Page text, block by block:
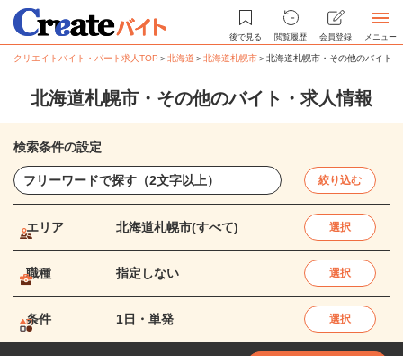
後で見る 閲覧履歴 会員登録 メニュー
クリエイトバイト・パート求人TOP ＞北海道 ＞北海道札幌市＞北海道札幌市・その他のバイト
北海道札幌市・その他のバイト・求人情報
検索条件の設定
絞り込む
エリア 北海道札幌市(すべて) 選択
職種 指定しない 選択
条件 1日・単発 選択